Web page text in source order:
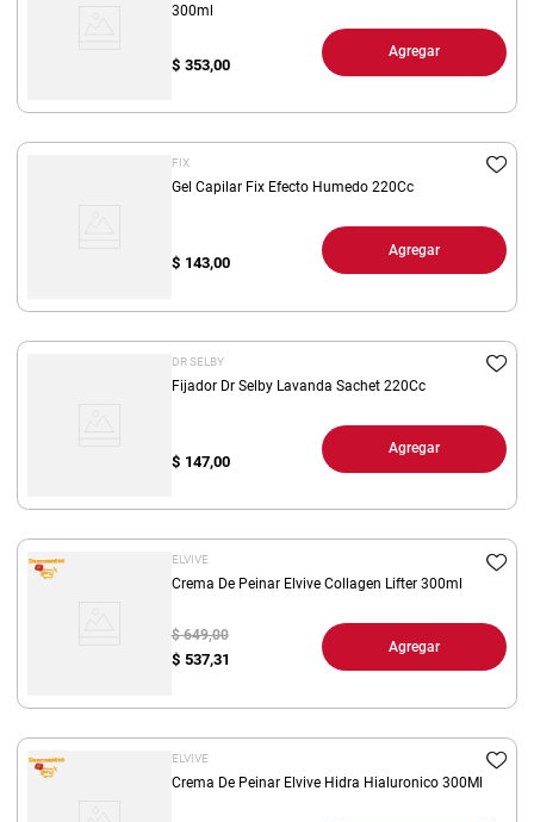
300ml
$ 353,00
Agregar
FIX
Gel Capilar Fix Efecto Humedo 220Cc
$ 143,00
Agregar
DR SELBY
Fijador Dr Selby Lavanda Sachet 220Cc
$ 147,00
Agregar
ELVIVE
Crema De Peinar Elvive Collagen Lifter 300ml
$ 537,31
$ 649,00
Agregar
ELVIVE
Crema De Peinar Elvive Hidra Hialuronico 300Ml